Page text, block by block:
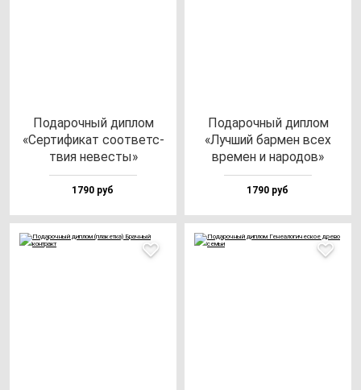
Пода­роч­ный дип­лом
«Сер­ти­фи­кат со­от­ветс­
твия не­вес­ты»
1790 руб
Пода­роч­ный дип­лом
«Луч­ший бар­мен всех
вре­мен и на­ро­дов»
1790 руб